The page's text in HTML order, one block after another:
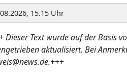
15.15 Uhr
Dieser Text wurde auf der Basis
aktualisiert. Bei
+++